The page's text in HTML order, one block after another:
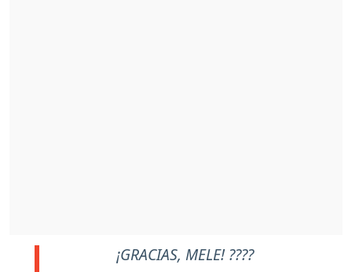
¡GRACIAS, MELE! ????